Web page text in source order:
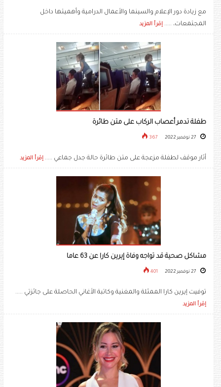
مع زيادة دور الإعلام والسينما والأعمال الدرامية وأهميتها داخل
المجتمعات، ..... إقرأ المزيد
طفلة تدمر أعصاب الركاب على متن طائرة
367
أثار موقف لطفلة مزعجة على متن طائرة حالة جدل جماعي ..... إقرأ المزيد
مشاكل صحية قد تواجه وفاة إيرين كارا عن 63 عاما
401
توفيت إيرين كارا الممثلة والمغنية وكاتبة الأغاني الحاصلة على جائزتي .....
إقرأ المزيد